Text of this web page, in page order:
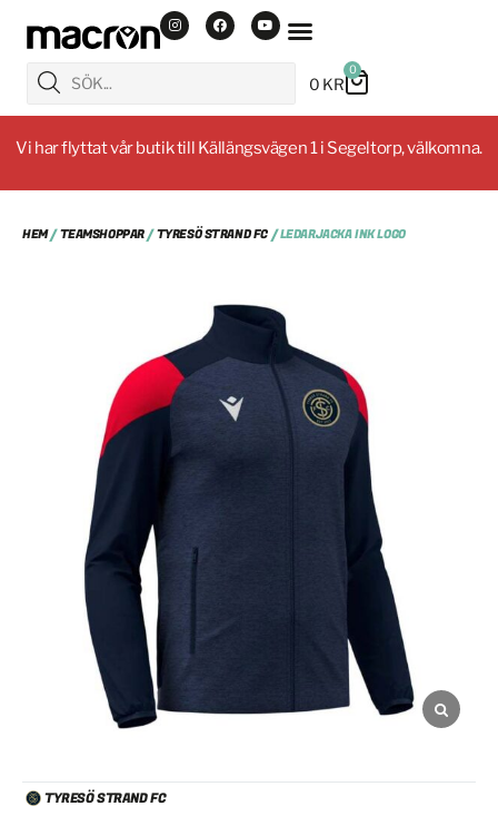
0 KR
0
Vi har flyttat vår butik till Källängsvägen 1 i Segeltorp, välkomna.
HEM/TEAMSHOPPAR/TYRESÖ STRAND FC/ LEDARJACKA INK LOGO
TYRESÖ STRAND FC